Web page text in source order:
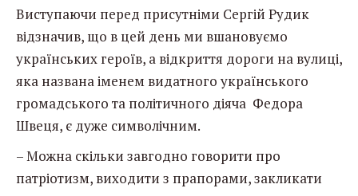
Виступаючи перед присутніми Сергій Рудик
відзначив, що в цей день ми вшановуємо
українських героїв, а відкриття дороги на вулиці,
яка названа іменем видатного українського
громадського та політичного діяча Федора
Швеця, є дуже символічним.
– Можна скільки завгодно говорити про
патріотизм, виходити з прапорами, закликати